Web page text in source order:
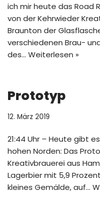
ich mir heute das Road
von der Kehrwieder
Braunton der
verschiedenen Brau-
des… Weiterlesen »
Prototyp
12. März 2019
21:44 Uhr – Heute gibt
hohen Norden: Das
Kreativbrauerei aus
Lagerbier mit 5,9
kleines Gemälde, auf…